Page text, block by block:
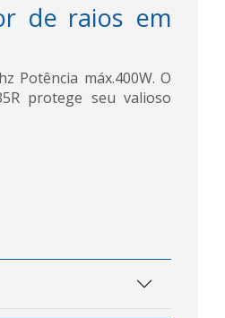
de raios em
Potência máx.400W. O
protege seu valioso